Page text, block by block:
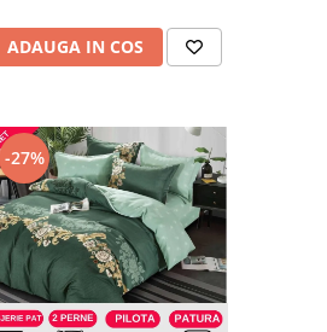
ADAUGA IN COS
-27%